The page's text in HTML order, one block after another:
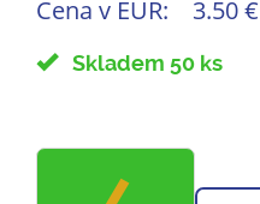
Cena v EUR: 3.50 €
Skladem 50 ks